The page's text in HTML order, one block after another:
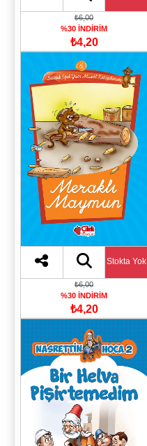
₺6,00
%30 İNDİRİM
₺4,20
Stokta Yok
₺6,00
%30 İNDİRİM
₺4,20